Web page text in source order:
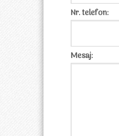
Nr. telefon:
Mesaj: